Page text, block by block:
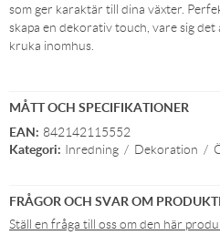
som ger karaktär till dina växter.
skapa en dekorativ touch, vare sig
kruka inomhus.
MÅTT OCH SPECIFIKATIONER
EAN: 842142115552
Kategori: Inredning / Dekoration /
FRÅGOR OCH SVAR OM
Ställ en fråga till oss om den här